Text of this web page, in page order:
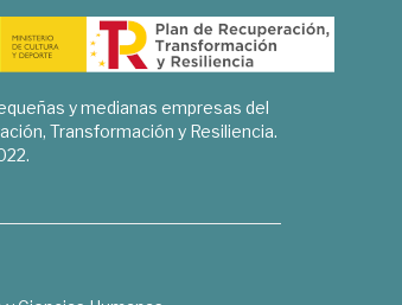
y medianas empresas del
Transformación y Resiliencia.